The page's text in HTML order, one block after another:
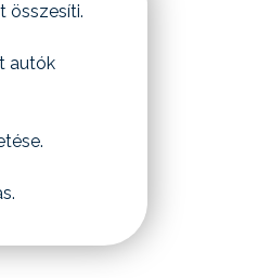
összesíti.
autók